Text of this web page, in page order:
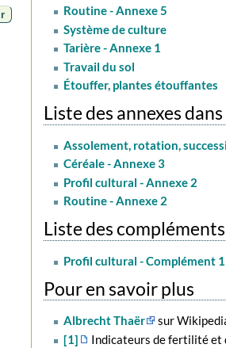
Routine - Annexe 5
Système de culture
Tarière - Annexe 1
Travail du sol
Étouffer, plantes étouffantes
Liste des annexes
Assolement, rotation,
Céréale - Annexe 3
Profil cultural - Annexe 2
Routine - Annexe 2
Liste des
Profil cultural - Complément 1
Pour en savoir plus
Albrecht Thaër
sur
[1]
Indicateurs de fertilité et